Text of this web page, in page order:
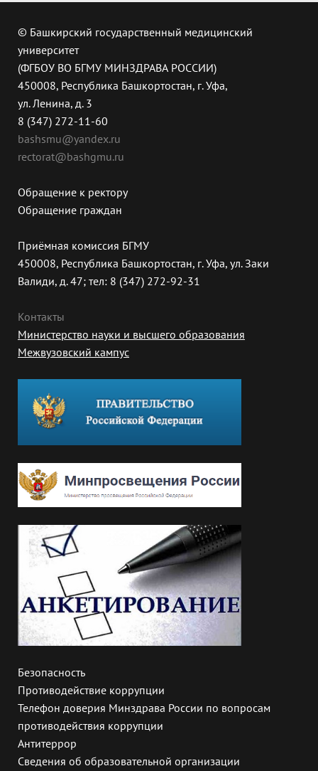
© Башкирский государственный медицинский
университет
(ФГБОУ ВО БГМУ МИНЗДРАВА РОССИИ)
450008, Республика Башкортостан, г. Уфа,
ул. Ленина, д. 3
8 (347) 272-11-60
bashsmu@yandex.ru
rectorat@bashgmu.ru
Обращение к ректору
Обращение граждан
Приёмная комиссия БГМУ
450008, Республика Башкортостан, г. Уфа, ул. Заки
Валиди, д. 47; тел: 8 (347) 272-92-31
Контакты
Министерство науки и высшего образования
Межвузовский кампус
Безопасность
Противодействие коррупции
Телефон доверия Минздрава России по вопросам
противодействия коррупции
Антитеррор
Сведения об образовательной организации